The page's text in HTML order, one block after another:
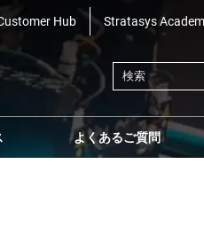
Hub Stratasys
よくあるご質問